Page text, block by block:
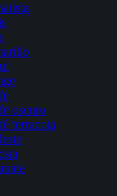
oscuro
terracota